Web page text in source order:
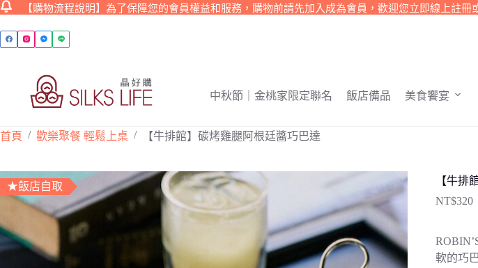
【購物流程說明】為了保障您的會員權益和服務，購物前請先加入成為會員，歡迎您立即線上註冊
至
中秋節｜金桃家限定聯名 飯店備品 美食饗宴
首頁 / 歡樂聚餐 輕鬆上桌 / 【牛排館】碳烤雞腿阿根廷醬巧巴達
★飯店自取
【牛排
NT$320
軟的巧